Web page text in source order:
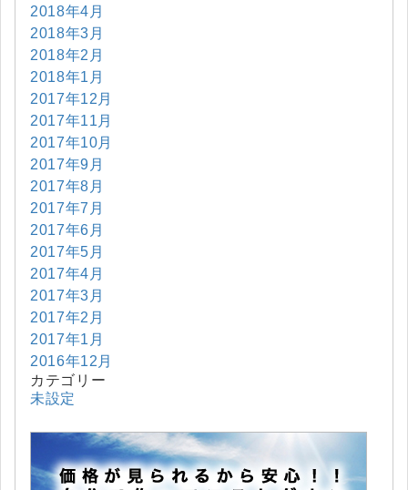
2018年4月
2018年3月
2018年2月
2018年1月
2017年12月
2017年11月
2017年10月
2017年9月
2017年8月
2017年7月
2017年6月
2017年5月
2017年4月
2017年3月
2017年2月
2017年1月
2016年12月
カテゴリー
未設定